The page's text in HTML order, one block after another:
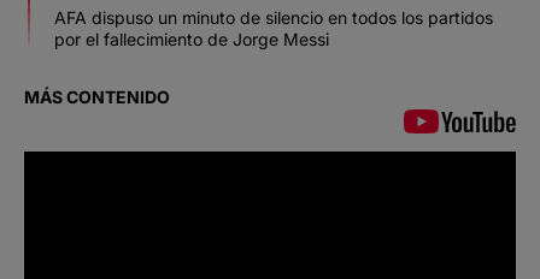
AFA dispuso un minuto de silencio en todos los partidos
por el fallecimiento de Jorge Messi
MÁS CONTENIDO